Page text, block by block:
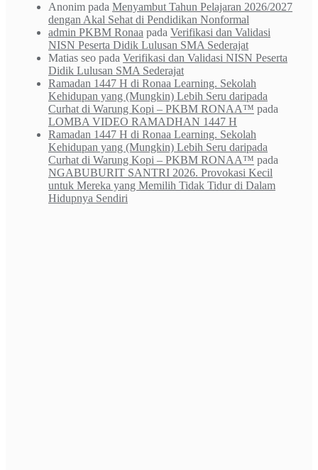
Anonim pada Menyambut Tahun Pelajaran 2026/2027
dengan Akal Sehat di Pendidikan Nonformal
admin PKBM Ronaa pada Verifikasi dan Validasi
NISN Peserta Didik Lulusan SMA Sederajat
Matias seo pada Verifikasi dan Validasi NISN Peserta
Didik Lulusan SMA Sederajat
Ramadan 1447 H di Ronaa Learning. Sekolah
Kehidupan yang (Mungkin) Lebih Seru daripada
Curhat di Warung Kopi – PKBM RONAA™ pada
LOMBA VIDEO RAMADHAN 1447 H
Ramadan 1447 H di Ronaa Learning. Sekolah
Kehidupan yang (Mungkin) Lebih Seru daripada
Curhat di Warung Kopi – PKBM RONAA™ pada
NGABUBURIT SANTRI 2026. Provokasi Kecil
untuk Mereka yang Memilih Tidak Tidur di Dalam
Hidupnya Sendiri